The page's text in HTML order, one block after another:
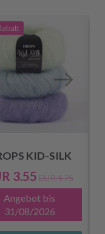
KID-SILK
3.55 EUR 4.75
Angebot bis
31/08/2026